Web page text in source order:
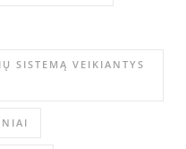
SISTEMĄ VEIKIANTYS